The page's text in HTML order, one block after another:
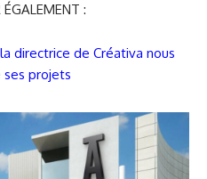
:
directrice de Créativa nous
projets